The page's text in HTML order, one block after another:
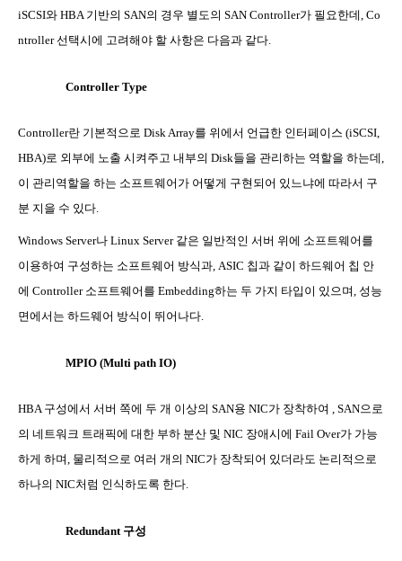
iSCSI와 HBA 기반의 SAN의 경우 별도의 SAN Controller가 필요한데 , Co
ntroller선택시에 고려해야 할 사항은 다음과 같다
Controller Type
Controller란 기본적으로 Disk Array를 위에서 언급한 인터페이스 (iSCSI,
HBA)로 외부에 노출 시켜주고 내부의 Disk들을 관리하는 역할을 하는데
이 관리역할을 하는 소프트웨어가 어떻게 구현되어 있느냐에 따라서 구
분 지을 수 있다
Windows Server나 Linux Server 같은 일반적인 서버 위에 소프트웨어를
이용하여 구성하는 소프트웨어 방식과 , ASIC 칩과 같이 하드웨어 칩 안
에 Controller 소프트웨어를 Embedding하는 두 가지 타입이 있으며 성능
면에서는 하드웨어 방식이 뛰어나다
MPIO (Multi path IO)
HBA 구성에서 서버 쪽에 두 개 이상의 SAN용 NIC가 장착하여 , SAN으로
의 네트워크 트래픽에 대한 부하 분산 및 NIC 장애시에 Fail Over가 가능
하게 하며 물리적으로 여러 개의 NIC가 장착되어 있더라도 논리적으로
하나의 NIC처럼 인식하도록 한다
Redundant 구성